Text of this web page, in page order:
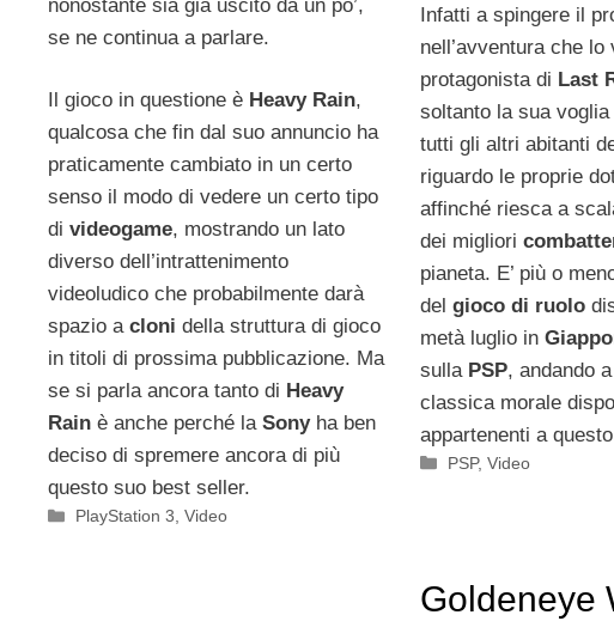
Infatti a spingere il
nell’avventura che lo
protagonista di Last
soltanto la sua voglia
tutti gli altri abitanti
riguardo le proprie
affinché riesca a
dei migliori
pianeta. E’ più o
del gioco di ruolo
metà luglio in
sulla PSP, andando
classica morale
appartenenti a
Categorie
PSP,Video
nonostante sia già uscito da un po’,
se ne continua a parlare.
Il gioco in questione è Heavy Rain,
qualcosa che fin dal suo annuncio ha
praticamente cambiato in un certo
senso il modo di vedere un certo tipo
di videogame, mostrando un lato
diverso dell’intrattenimento
videoludico che probabilmente darà
spazio a cloni della struttura di gioco
in titoli di prossima pubblicazione. Ma
se si parla ancora tanto di Heavy
Rain è anche perché la Sony ha ben
deciso di spremere ancora di più
questo suo best seller.
Categorie
PlayStation 3,Video
Goldeneye